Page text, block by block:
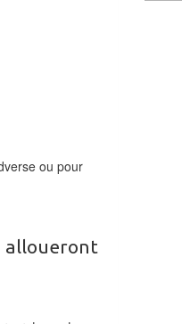
ou pour
alloueront